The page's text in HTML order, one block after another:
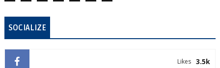
SOCIALIZE
3.5k
Likes